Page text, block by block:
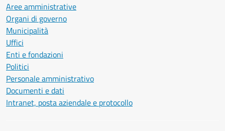
Aree amministrative
Organi di governo
Municipalità
Uffici
Enti e fondazioni
Politici
Personale amministrativo
Documenti e dati
Intranet, posta aziendale e protocollo